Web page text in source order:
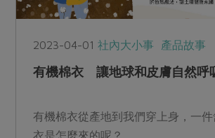
2023-04-01社內大小事 產品故事
有機棉衣 讓地球和皮膚自然呼
有機棉衣從產地到我們穿上身，一
衣是怎麼來的呢？